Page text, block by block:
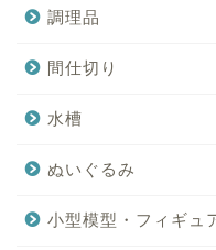
調理品
間仕切り
水槽
ぬいぐるみ
小型模型・フィギュ